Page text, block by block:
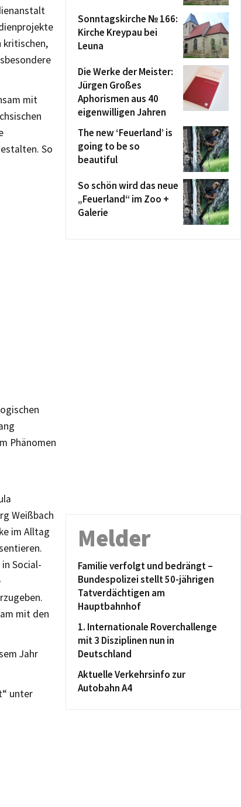
kritischen,
mit
So
Phänomen
Weißbach
im Alltag
Social-
mit den
Jahr
unter
Sonntagskirche № 166:
Kirche Kreypau bei
Leuna
Die Werke der Meister:
Jürgen Großes
Aphorismen aus 40
eigenwilligen Jahren
The new ‘Feuerland’ is
going to be so
beautiful
So schön wird das neue
„Feuerland“ im Zoo +
Galerie
Melder
Familie verfolgt und bedrängt –
Bundespolizei stellt 50-jährigen
Tatverdächtigen am
Hauptbahnhof
1. Internationale Roverchallenge
mit 3 Disziplinen nun in
Deutschland
Aktuelle Verkehrsinfo zur
Autobahn A4